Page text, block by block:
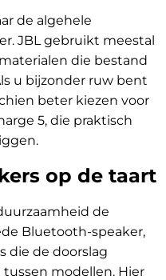
de algehele
JBL gebruikt meestal
die bestand
u bijzonder ruw bent
beter kiezen voor
5, die praktisch
op de taart
de
Bluetooth-speaker,
die de doorslag
modellen. Hier